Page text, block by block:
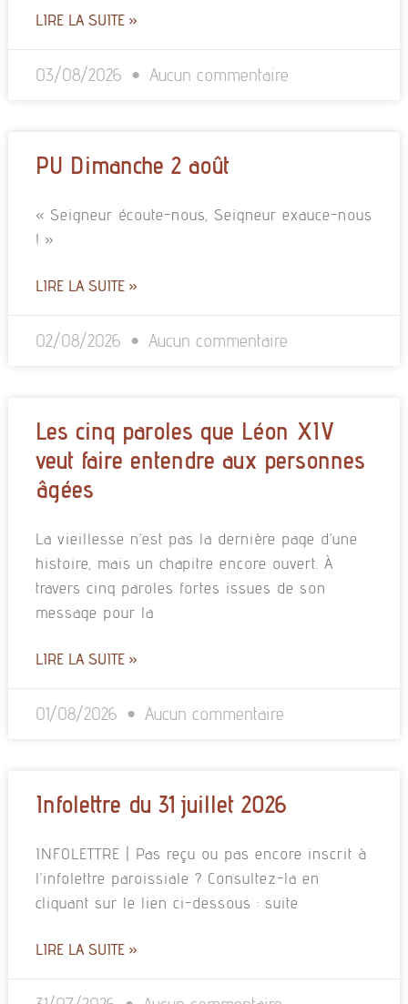
LIRE LA SUITE »
03/08/2026 Aucun commentaire
PU Dimanche 2 août
« Seigneur écoute-nous, Seigneur exauce-nous
! »
LIRE LA SUITE »
02/08/2026 Aucun commentaire
Les cinq paroles que Léon XIV
veut faire entendre aux personnes
âgées
La vieillesse n’est pas la dernière page d’une
histoire, mais un chapitre encore ouvert. À
travers cinq paroles fortes issues de son
message pour la
LIRE LA SUITE »
01/08/2026 Aucun commentaire
Infolettre du 31 juillet 2026
INFOLETTRE | Pas reçu ou pas encore inscrit à
l’infolettre paroissiale ? Consultez-la en
cliquant sur le lien ci-dessous : suite
LIRE LA SUITE »